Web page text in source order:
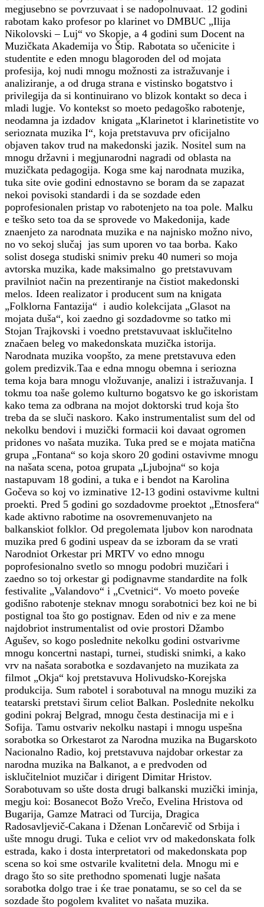
megjusebno se povrzuvaat i se nadopolnuvaat. 12 godini
rabotam kako profesor po klarinet vo DMBUC „Ilija
Nikolovski – Luj“ vo Skopje, a 4 godini sum Docent na
Muzičkata Akademija vo Štip. Rabotata so učenicite i
studentite e eden mnogu blagoroden del od mojata
profesija, koj nudi mnogu možnosti za istražuvanje i
analiziranje, a od druga strana e vistinsko bogatstvo i
privilegija da si kontinuirano vo blizok kontakt so deca i
mladi lugje. Vo kontekst so moeto pedagoško rabotenje,
neodamna ja izdadov knigata „Klarinetot i klarinetistite vo
serioznata muzika I“, koja pretstavuva prv oficijalno
objaven takov trud na makedonski jazik. Nositel sum na
mnogu državni i megjunarodni nagradi od oblasta na
muzičkata pedagogija. Koga sme kaj narodnata muzika,
tuka site ovie godini ednostavno se boram da se zapazat
nekoi povisoki standardi i da se sozdade eden
poprofesionalen pristap vo rabotenjeto na toa pole. Malku
e teško seto toa da se sprovede vo Makedonija, kade
znaenjeto za narodnata muzika e na najnisko možno nivo,
no vo sekoj slučaj jas sum uporen vo taa borba. Kako
solist dosega studiski snimiv preku 40 numeri so moja
avtorska muzika, kade maksimalno go pretstavuvam
pravilniot način na prezentiranje na čistiot makedonski
melos. Ideen realizator i producent sum na knigata
„Folklorna Fantazija“ i audio kolekcijata „Glasot na
mojata duša“, koi zaedno gi sozdadovme so tatko mi
Stojan Trajkovski i voedno pretstavuvaat isklučitelno
značaen beleg vo makedonskata muzička istorija.
Narodnata muzika voopšto, za mene pretstavuva eden
golem predizvik.Taa e edna mnogu obemna i seriozna
tema koja bara mnogu vložuvanje, analizi i istražuvanja. I
tokmu toa naše golemo kulturno bogatsvo ke go iskoristam
kako tema za odbrana na mojot doktorski trud koja što
treba da se sluči naskoro. Kako instrumentalist sum del od
nekolku bendovi i muzički formacii koi davaat ogromen
pridones vo našata muzika. Tuka pred se e mojata matična
grupa „Fontana“ so koja skoro 20 godini ostavivme mnogu
na našata scena, potoa grupata „Ljubojna“ so koja
nastapuvam 18 godini, a tuka e i bendot na Karolina
Gočeva so koj vo izminative 12-13 godini ostavivme kultni
proekti. Pred 5 godini go sozdadovme proektot „Etnosfera“
kade aktivno rabotime na osovremenuvanjeto na
balkanskiot folklor. Od pregolemata ljubov kon narodnata
muzika pred 6 godini uspeav da se izboram da se vrati
Narodniot Orkestar pri MRTV vo edno mnogu
poprofesionalno svetlo so mnogu podobri muzičari i
zaedno so toj orkestar gi podignavme standardite na folk
festivalite „Valandovo“ i „Cvetnici“. Vo moeto poveќe
godišno rabotenje steknav mnogu sorabotnici bez koi ne bi
postignal toa što go postignav. Eden od niv e za mene
najdobriot instrumentalist od ovie prostori Džambo
Agušev, so kogo poslednite nekolku godini ostvarivme
mnogu koncertni nastapi, turnei, studiski snimki, a kako
vrv na našata sorabotka e sozdavanjeto na muzikata za
filmot „Okja“ koj pretstavuva Holivudsko-Korejska
produkcija. Sum rabotel i sorabotuval na mnogu muziki za
teatarski pretstavi širum celiot Balkan. Poslednite nekolku
godini pokraj Belgrad, mnogu česta destinacija mi e i
Sofija. Tamu ostvariv nekolku nastapi i mnogu uspešna
sorabotka so Orkestarot za Narodna muzika na Bugarskoto
Nacionalno Radio, koj pretstavuva najdobar orkestar za
narodna muzika na Balkanot, a e predvoden od
isklučitelniot muzičar i dirigent Dimitar Hristov.
Sorabotuvam so ušte dosta drugi balkanski muzički iminja,
megju koi: Bosanecot Božo Vrečo, Evelina Hristova od
Bugarija, Gamze Matraci od Turcija, Dragica
Radosavljevič-Cakana i Dženan Lončarevič od Srbija i
ušte mnogu drugi. Tuka e celiot vrv od makedonskata folk
estrada, kako i dosta interpretatori od makedonskata pop
scena so koi sme ostvarile kvalitetni dela. Mnogu mi e
drago što so site prethodno spomenati lugje našata
sorabotka dolgo trae i ќe trae ponatamu, se so cel da se
sozdade što pogolem kvalitet vo našata muzika.